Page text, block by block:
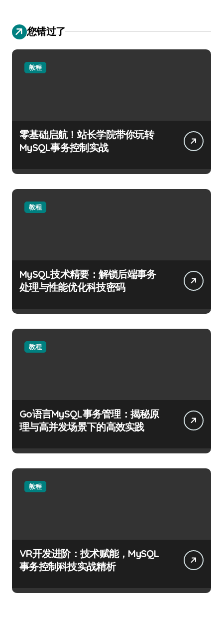
您错过了
教程
零基础启航！站长学院带你玩转
MySQL事务控制实战
教程
MySQL技术精要：解锁后端事务
处理与性能优化科技密码
教程
Go语言MySQL事务管理：揭秘原
理与高并发场景下的高效实践
教程
VR开发进阶：技术赋能，MySQL
事务控制科技实战精析